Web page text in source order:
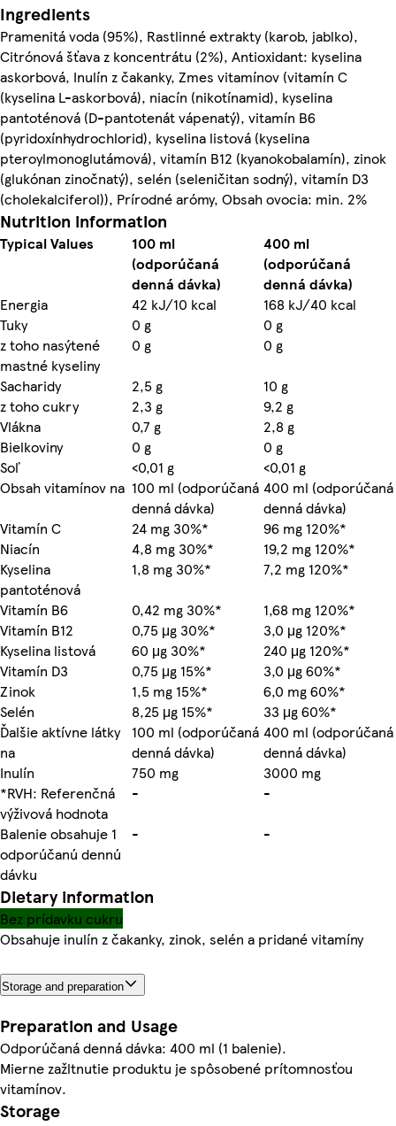
Ingredients
Pramenitá voda (95%), Rastlinné extrakty (karob, jablko),
Citrónová šťava z koncentrátu (2%), Antioxidant: kyselina
askorbová, Inulín z čakanky, Zmes vitamínov (vitamín C
(kyselina L-askorbová), niacín (nikotínamid), kyselina
pantoténová (D-pantotenát vápenatý), vitamín B6
(pyridoxínhydrochlorid), kyselina listová (kyselina
pteroylmonoglutámová), vitamín B12 (kyanokobalamín), zinok
(glukónan zinočnatý), selén (seleničitan sodný), vitamín D3
(cholekalciferol)), Prírodné arómy, Obsah ovocia: min. 2%
Nutrition information
Typical Values
100 ml
(odporúčaná
denná dávka)
400 ml
(odporúčaná
denná dávka)
Energia
42 kJ/10 kcal
168 kJ/40 kcal
Tuky
0 g
0 g
z toho nasýtené
mastné kyseliny
0 g
0 g
Sacharidy
2,5 g
10 g
z toho cukry
2,3 g
9,2 g
Vlákna
0,7 g
2,8 g
Bielkoviny
0 g
0 g
Soľ
<0,01 g
<0,01 g
Obsah vitamínov na 100 ml (odporúčaná
denná dávka)
400 ml (odporúčaná
denná dávka)
Vitamín C
24 mg 30%*
96 mg 120%*
Niacín
4,8 mg 30%*
19,2 mg 120%*
Kyselina
pantoténová
1,8 mg 30%*
7,2 mg 120%*
Vitamín B6
0,42 mg 30%*
1,68 mg 120%*
Vitamín B12
0,75 μg 30%*
3,0 μg 120%*
Kyselina listová
60 μg 30%*
240 μg 120%*
Vitamín D3
0,75 μg 15%*
3,0 μg 60%*
Zinok
1,5 mg 15%*
6,0 mg 60%*
Selén
8,25 μg 15%*
33 μg 60%*
Ďalšie aktívne látky
na
100 ml (odporúčaná
denná dávka)
400 ml (odporúčaná
denná dávka)
Inulín
750 mg
3000 mg
*RVH: Referenčná
výživová hodnota
-
-
Balenie obsahuje 1
odporúčanú dennú
dávku
- -
Dietary information
Bez prídavku cukru
Obsahuje inulín z čakanky, zinok, selén a pridané vitamíny
Storage and preparation
Preparation and Usage
Odporúčaná denná dávka: 400 ml (1 balenie).
Mierne zažltnutie produktu je spôsobené prítomnosťou
vitamínov.
Storage